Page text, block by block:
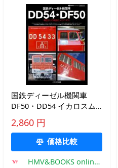
国鉄ディーゼル機関車
DF50・DD54 イカロスム
ク〕
2,860 円
価格比較
HMV&BOOKS online